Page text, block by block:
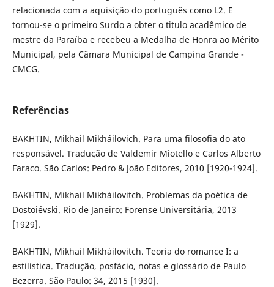
relacionada com a aquisição do português como L2. E
tornou-se o primeiro Surdo a obter o titulo acadêmico de
mestre da Paraíba e recebeu a Medalha de Honra ao Mérito
Municipal, pela Câmara Municipal de Campina Grande -
CMCG.
Referências
BAKHTIN, Mikhail Mikháilovich. Para uma filosofia do ato
responsável. Tradução de Valdemir Miotello e Carlos Alberto
Faraco. São Carlos: Pedro & João Editores, 2010 [1920-1924].
BAKHTIN, Mikhail Mikháilovitch. Problemas da poética de
Dostoiévski. Rio de Janeiro: Forense Universitária, 2013
[1929].
BAKHTIN, Mikhail Mikháilovitch. Teoria do romance I: a
estilística. Tradução, posfácio, notas e glossário de Paulo
Bezerra. São Paulo: 34, 2015 [1930].